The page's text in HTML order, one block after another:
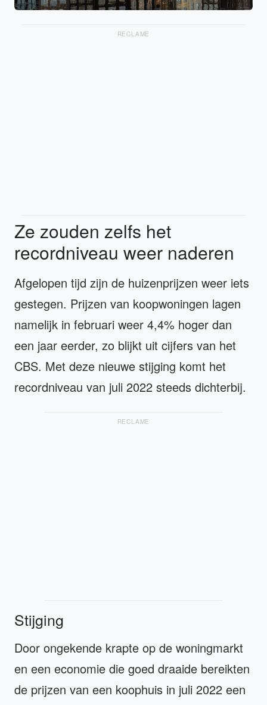
RECLAME
Ze zouden zelfs het
recordniveau weer naderen
Afgelopen tijd zijn de huizenprijzen weer iets
gestegen. Prijzen van koopwoningen lagen
namelijk in februari weer 4,4% hoger dan
een jaar eerder, zo blijkt uit cijfers van het
CBS. Met deze nieuwe stijging komt het
recordniveau van juli 2022 steeds dichterbij.
RECLAME
Stijging
Door ongekende krapte op de woningmarkt
en een economie die goed draaide bereikten
de prijzen van een koophuis in juli 2022 een